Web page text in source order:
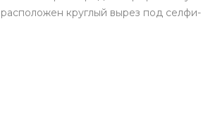
круглый вырез под селфи-